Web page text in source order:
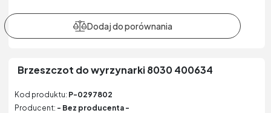
Brzeszczot do wyrzynarki 8030 400634
Kod produktu: P-0297802
Producent: - Bez producenta -